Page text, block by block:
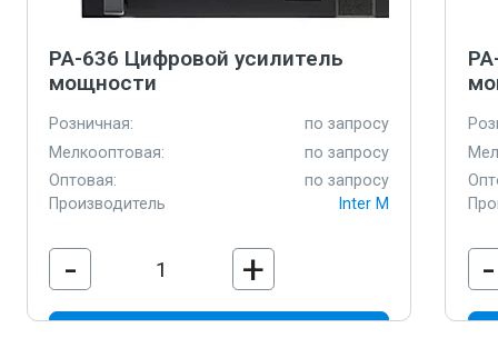
PA-636 Цифровой усилитель
мощности
Розничная:
по запросу
Мелкооптовая:
по запросу
Оптовая:
по запросу
Производитель
Inter M
- + -